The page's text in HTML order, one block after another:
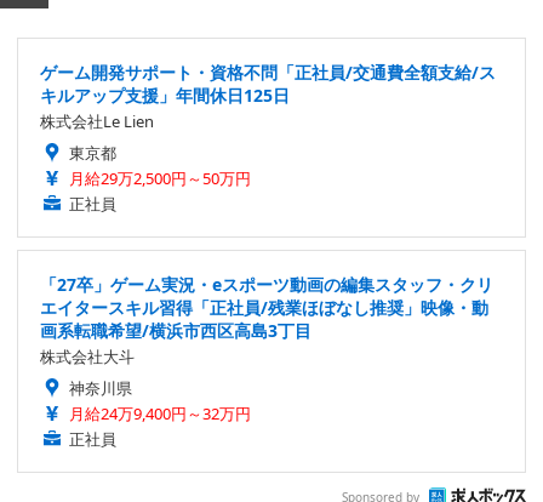
ゲーム開発サポート・資格不問「正社員/交通費全額支給/ス
キルアップ支援」年間休日125日
株式会社Le Lien
東京都
月給29万2,500円～50万円
正社員
「27卒」ゲーム実況・eスポーツ動画の編集スタッフ・クリ
エイタースキル習得「正社員/残業ほぼなし推奨」映像・動
画系転職希望/横浜市西区高島3丁目
株式会社大斗
神奈川県
月給24万9,400円～32万円
正社員
Sponsored by